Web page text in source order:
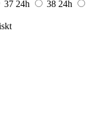
37 24h 38 24h